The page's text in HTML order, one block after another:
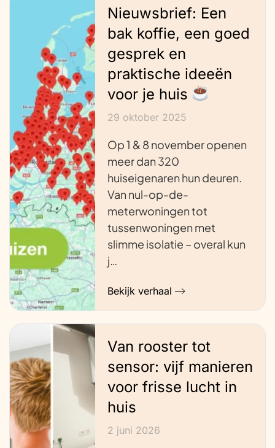
Nieuwsbrief: Een
bak koffie, een goed
gesprek en
praktische ideeën
voor je huis
29 oktober 2025
Op 1 & 8 november openen
meer dan 320
huiseigenaren hun deuren.
Van nul-op-de-
meterwoningen tot
tussenwoningen met
slimme isolatie – overal kun
j…
Bekijk verhaal
Van rooster tot
sensor: vijf manieren
voor frisse lucht in
huis
2 juni 2026